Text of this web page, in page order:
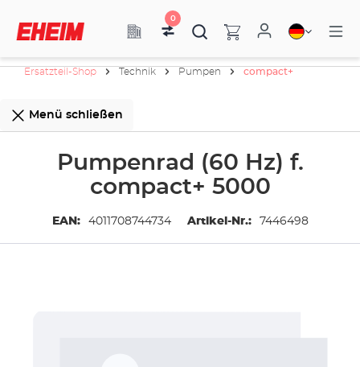
0
Ersatzteil-Shop Technik Pumpen compact+
Menü schließen
Pumpenrad (60 Hz) f.
compact+ 5000
EAN: 4011708744734 Artikel-Nr.: 7446498